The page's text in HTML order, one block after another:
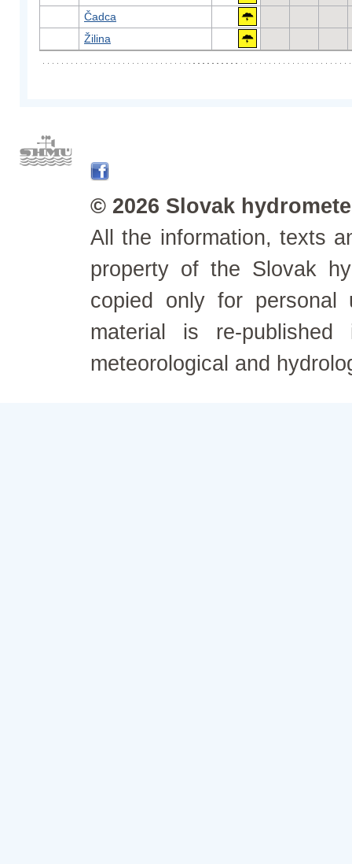
Čadca
Žilina
© 2026 Slovak
All the information, texts
property of the Slovak
copied only for personal
material is re-
meteorological and